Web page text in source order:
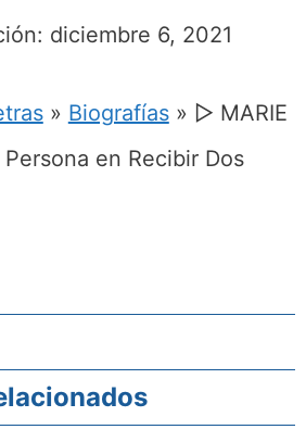
diciembre 6, 2021
» Biografías» ▷ MARIE
Persona en Recibir Dos